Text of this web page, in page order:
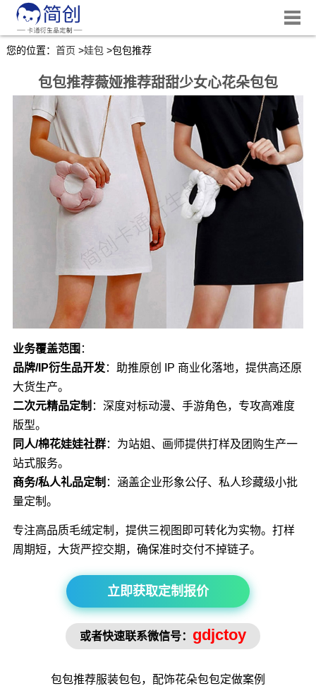
您的位置： 首页 >娃包 >包包推荐
包包推荐薇娅推荐甜甜少女心花朵包包
业务覆盖范围 ：
品牌/IP衍生品开发：助推原创 IP 商业化落地，提供高还原
大货生产。
二次元精品定制 ：深度对标动漫、手游角色，专攻高难度
版型。
同人/棉花娃娃社群：为站姐、画师提供打样及团购生产一
站式服务。
商务/私人礼品定制 ：涵盖企业形象公仔、私人珍藏级小批
量定制。
专注高品质毛绒定制，提供三视图即可转化为实物。打样
周期短，大货严控交期，确保准时交付不掉链子。
立即获取定制报价
或者快速联系微信号： gdjctoy
包包推荐服装包包，配饰花朵包包定做案例